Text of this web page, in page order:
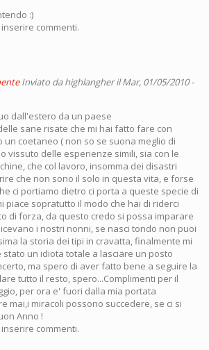
:)
commenti.
Inviato dahighlangheril Mar, 01/05/2010 -
dall'estero da un paese
sane risate che mi hai fatto fare con
un coetaneo ( non so se suona meglio di
vissuto delle esperienze simili, sia con le
che col lavoro, insomma dei disastri
che non sono il solo in questa vita, e forse
ci portiamo dietro ci porta a queste specie di
piace sopratutto il modo che hai di riderci
di forza, da questo credo si possa imparare
i nostri nonni, se nasci tondo non puoi
la storia dei tipi in cravatta, finalmente mi
un idiota totale a lasciare un posto
ma spero di aver fatto bene a seguire la
tutto il resto, spero...Complimenti per il
per ora e' fuori dalla mia portata
mai,i miracoli possono succedere, se ci si
Anno !
commenti.